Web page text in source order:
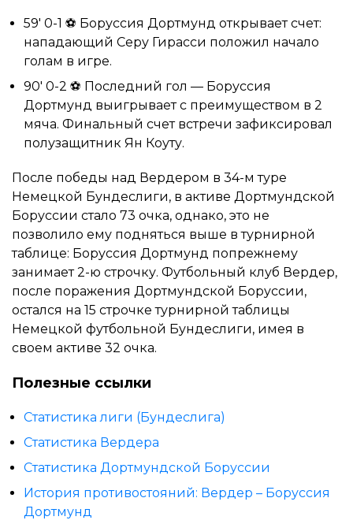
59′ 0-1 ⚽ Боруссия Дортмунд открывает счет:
нападающий Серу Гирасси положил начало
голам в игре.
90′ 0-2 ⚽ Последний гол — Боруссия
Дортмунд выигрывает с преимуществом в 2
мяча. Финальный счет встречи зафиксировал
полузащитник Ян Коуту.
После победы над Вердером в 34-м туре
Немецкой Бундеслиги, в активе Дортмундской
Боруссии стало 73 очка, однако, это не
позволило ему подняться выше в турнирной
таблице: Боруссия Дортмунд попрежнему
занимает 2-ю строчку. Футбольный клуб Вердер,
после поражения Дортмундской Боруссии,
остался на 15 строчке турнирной таблицы
Немецкой футбольной Бундеслиги, имея в
своем активе 32 очка.
Полезные ссылки
Статистика лиги (Бундеслига)
Статистика Вердера
Статистика Дортмундской Боруссии
История противостояний: Вердер – Боруссия
Дортмунд